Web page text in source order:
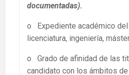
documentadas).
o Expediente académico del
licenciatura, ingeniería,
o Grado de afinidad de las
candidato con los ámbitos